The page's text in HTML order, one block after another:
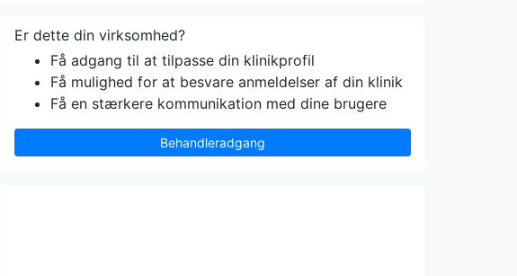
Er dette din virksomhed?
Få adgang til at tilpasse din klinikprofil
Få mulighed for at besvare anmeldelser af din klinik
Få en stærkere kommunikation med dine brugere
Behandleradgang